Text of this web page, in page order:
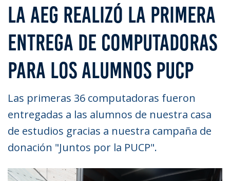
LA AEG REALIZÓ LA PRIMERA
ENTREGA DE COMPUTADORAS
PARA LOS ALUMNOS PUCP
Las primeras 36 computadoras fueron
entregadas a las alumnos de nuestra casa
de estudios gracias a nuestra campaña de
donación "Juntos por la PUCP".